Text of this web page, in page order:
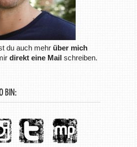
du auch mehr über mich
direkt eine Mailschreiben.
BIN: